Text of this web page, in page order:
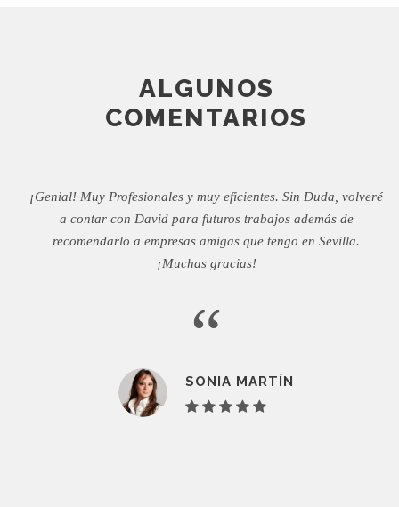
ALGUNOS
COMENTARIOS
¡Genial! Muy Profesionales y muy eficientes. Sin Duda, volveré
a contar con David para futuros trabajos además de
recomendarlo a empresas amigas que tengo en Sevilla.
¡Muchas gracias!
“
SONIA MARTÍN